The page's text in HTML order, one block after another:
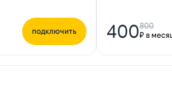
подключить 400₽ в
800